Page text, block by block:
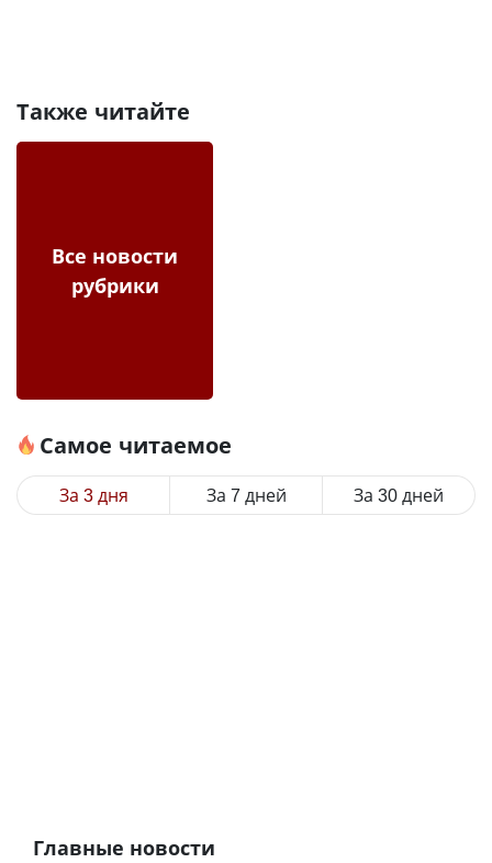
Также читайте
Все новости
рубрики
Самое читаемое
За 3 дня За 7 дней За 30 дней
Главные новости